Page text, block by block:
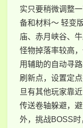
实只要稍微调整
备和材料～ 轻变
庙、赤月峡谷、
怪物掉落率较高
用辅助的自动寻
刷新点，设置定
旦有其他玩家靠
传送卷轴躲避，
外，挑战BOSS时